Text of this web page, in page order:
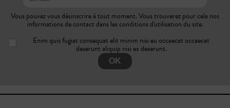
Vous pouvez vous désinscrire à tout moment. Vous trouverez pour cela nos
informations de contact dans les conditions d'utilisation du site.
Enim quis fugiat consequat elit minim nisi eu occaecat occaecat
deserunt aliquip nisi ex deserunt.
OK